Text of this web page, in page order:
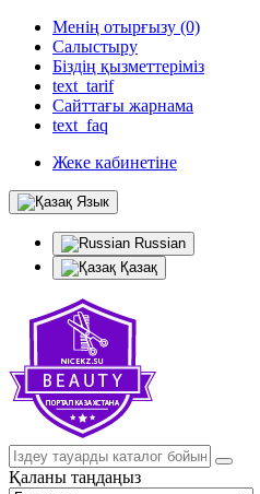
Менің отырғызу (0)
Салыстыру
Біздің қызметтеріміз
text_tarif
Сайттағы жарнама
text_faq
Жеке кабинетіне
Язык
Russian
Қазақ
Қаланы таңдаңыз